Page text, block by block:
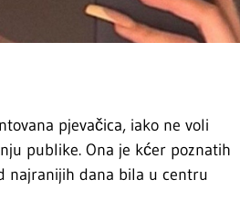
pjevačica, iako ne voli
publike. Ona je kćer poznatih
najranijih dana bila u centru